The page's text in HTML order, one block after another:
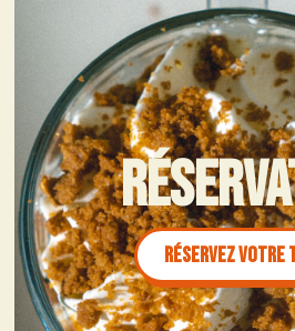
Réservez votre